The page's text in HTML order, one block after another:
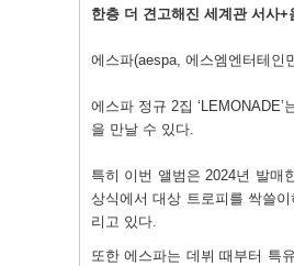
한층 더 견고해진 세계관 서사+
에스파(aespa, 에스엠엔터테인
에스파 정규 2집‘LEMONADE’
을 만날 수 있다
특히 이번 앨범은 2024년 발매
상식에서 대상 트로피를 싹쓸
리고 있다
또한 에스파는 데뷔 때부터 특